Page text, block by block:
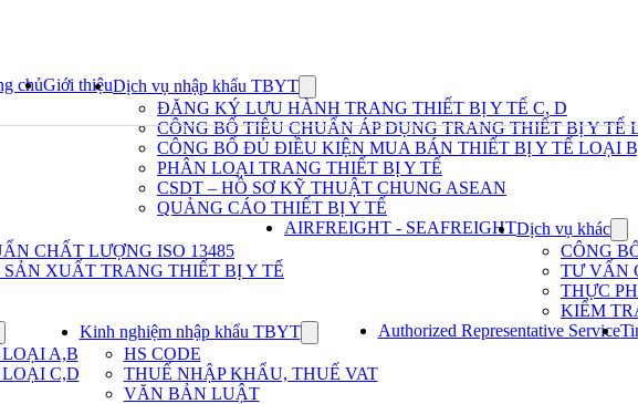
chủGiới thiệuDịch vụ nhập khẩu TBYT
submenu
for
Dịch
vụ
nhập
khẩu
TBYT
ĐĂNG KÝ LƯU HÀNH TRANG THIẾT BỊ Y TẾ C, D
CÔNG BỐ TIÊU CHUẨN ÁP DỤNG TRANG THIẾT BỊ Y TẾ
CÔNG BỐ ĐỦ ĐIỀU KIỆN MUA BÁN THIẾT BỊ Y TẾ LOẠI
PHÂN LOẠI TRANG THIẾT BỊ Y TẾ
CSDT – HỒ SƠ KỸ THUẬT CHUNG ASEAN
QUẢNG CÁO THIẾT BỊ Y TẾ
CHẤT LƯỢNG ISO 13485
XUẤT TRANG THIẾT BỊ Y TẾ
AIRFREIGHT - SEAFREIGHTDịch vụ khác
for
vụ
CÔNG
TƯ VẤN
THỰC
KIỂM
A,B
C,D
Kinh nghiệm nhập khẩu TBYT
submenu
for
Kinh
HS CODE
THUẾ NHẬP KHẨU, THUẾ VAT
VĂN BẢN LUẬT
Authorized Representative Service